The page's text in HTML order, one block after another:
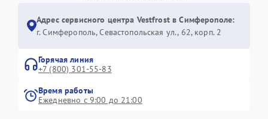
Адрес сервисного центра Vestfrost в Симферополе:
г. Симферополь, Севастопольская ул., 62, корп. 2
Горячая линия
+7 (800) 301-55-83
Время работы
Ежедневно с 9:00 до 21:00